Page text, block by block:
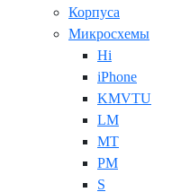
Корпуса
Микросхемы
Hi
iPhone
KMVTU
LM
MT
PM
S